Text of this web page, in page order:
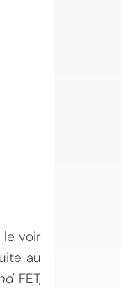
voir
au
FET,